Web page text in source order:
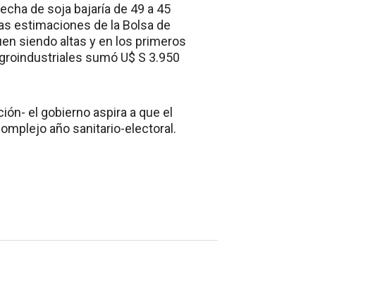
de soja bajaría de 49 a 45
estimaciones de la Bolsa de
siendo altas y en los primeros
sumó U$ S 3.950
el gobierno aspira a que el
año sanitario-electoral.